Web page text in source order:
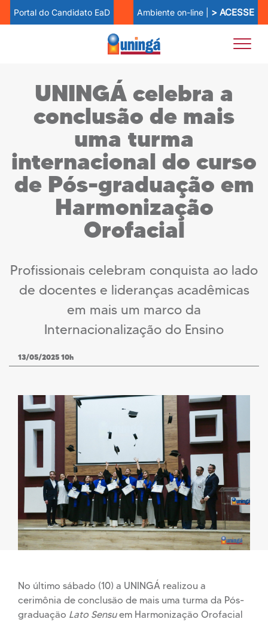
Portal do Candidato EaD Ambiente on-line | > ACESSE
UNINGÁ celebra a
conclusão de mais
uma turma
internacional do curso
de Pós-graduação em
Harmonização
Orofacial
Profissionais celebram conquista ao lado
de docentes e lideranças acadêmicas
em mais um marco da
Internacionalização do Ensino
13/05/2025 10h
No último sábado (10) a UNINGÁ realizou a
cerimônia de conclusão de mais uma turma da Pós-
graduação Lato Sensuem Harmonização Orofacial